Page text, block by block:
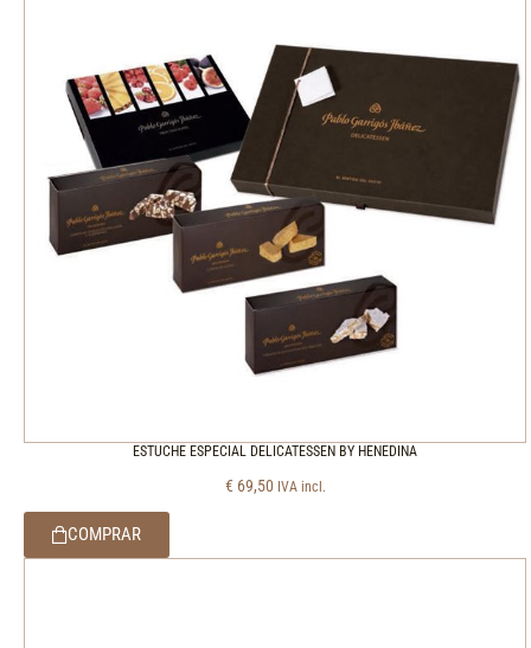
ESTUCHE ESPECIAL DELICATESSEN BY HENEDINA
€ 69,50 IVA incl.
COMPRAR